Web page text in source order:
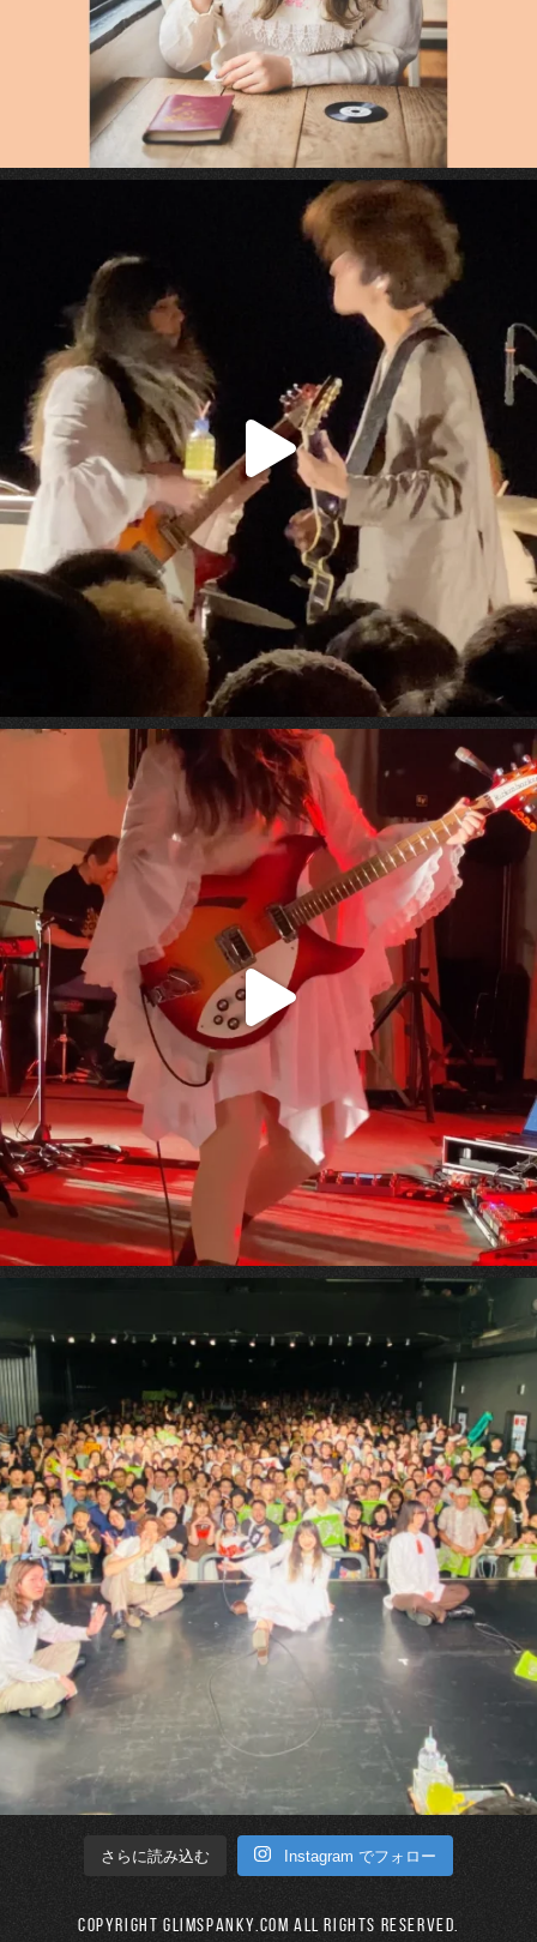
さらに読み込む Instagram でフォロー
Copyright GLIMSPANKY.COM All Rights Reserved.